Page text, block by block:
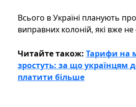
Всього в Україні планують
виправних колоній, які вже
Читайте також: Тарифи на
зростуть: за що українцям
платити більше